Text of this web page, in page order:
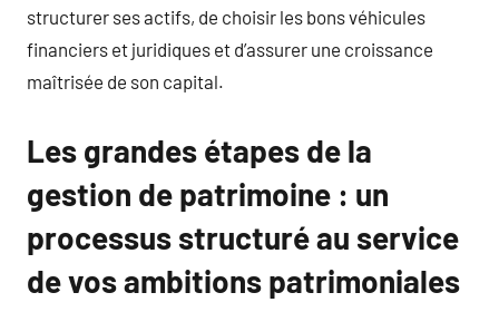
structurer ses actifs, de choisir les bons véhicules
financiers et juridiques et d’assurer une croissance
maîtrisée de son capital.
Les grandes étapes de la
gestion de patrimoine : un
processus structuré au service
de vos ambitions patrimoniales